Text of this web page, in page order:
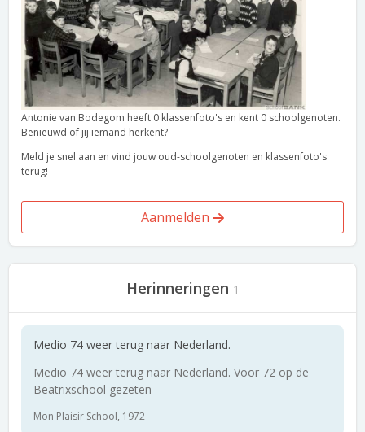
Antonie van Bodegom heeft 0 klassenfoto's en kent 0 schoolgenoten.
Benieuwd of jij iemand herkent?
Meld je snel aan en vind jouw oud-schoolgenoten en klassenfoto's
terug!
Aanmelden
Herinneringen 1
Medio 74 weer terug naar Nederland.
Medio 74 weer terug naar Nederland. Voor 72 op de
Beatrixschool gezeten
Mon Plaisir School, 1972